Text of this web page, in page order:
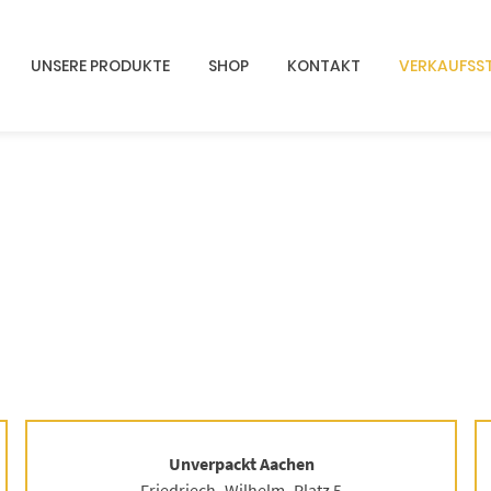
UNSERE PRODUKTE SHOP KONTAKT
Unverpackt Aachen